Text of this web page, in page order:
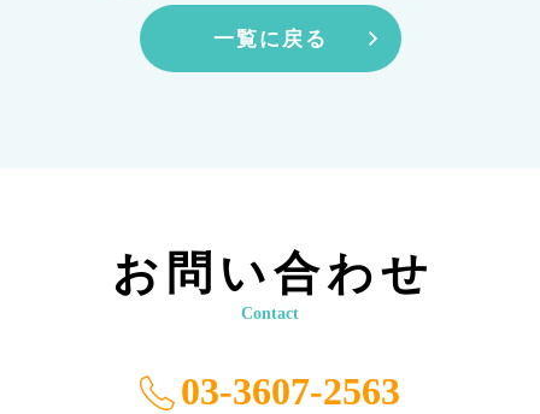
一覧に戻る
お問い合わせ
Contact
03-3607-2563